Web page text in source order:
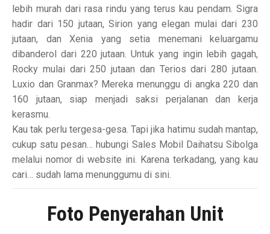
lebih murah dari rasa rindu yang terus kau pendam. Sigra
hadir dari 150 jutaan, Sirion yang elegan mulai dari 230
jutaan, dan Xenia yang setia menemani keluargamu
dibanderol dari 220 jutaan. Untuk yang ingin lebih gagah,
Rocky mulai dari 250 jutaan dan Terios dari 280 jutaan.
Luxio dan Granmax? Mereka menunggu di angka 220 dan
160 jutaan, siap menjadi saksi perjalanan dan kerja
kerasmu.
Kau tak perlu tergesa-gesa. Tapi jika hatimu sudah mantap,
cukup satu pesan… hubungi Sales Mobil Daihatsu Sibolga
melalui nomor di website ini. Karena terkadang, yang kau
cari… sudah lama menunggumu di sini.
Foto Penyerahan Unit